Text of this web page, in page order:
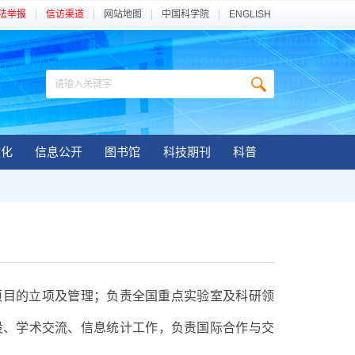
举报 信访渠道 网站地图 中国科学院 ENGLISH
信息公开 图书馆 科技期刊 科普
的立项及管理；负责全国重点实验室及科研领
学术交流、信息统计工作，负责国际合作与交